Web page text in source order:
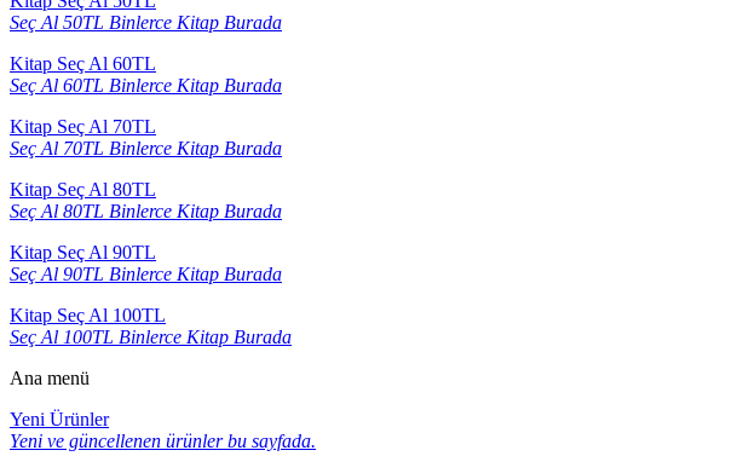
Seç Al 50TL Binlerce Kitap Burada
Kitap Seç Al 60TL
Seç Al 60TL Binlerce Kitap Burada
Kitap Seç Al 70TL
Seç Al 70TL Binlerce Kitap Burada
Kitap Seç Al 80TL
Seç Al 80TL Binlerce Kitap Burada
Kitap Seç Al 90TL
Seç Al 90TL Binlerce Kitap Burada
Kitap Seç Al 100TL
Seç Al 100TL Binlerce Kitap Burada
Ana menü
Yeni Ürünler
Yeni ve güncellenen ürünler bu sayfada.